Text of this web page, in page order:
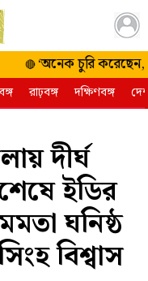
‘অনেক চুরি করেছেন,
রাঢ়বঙ্গ দক্ষিণবঙ্গ
দীর্ঘ
ইডির
ঘনিষ্ঠ
বিশ্বাস